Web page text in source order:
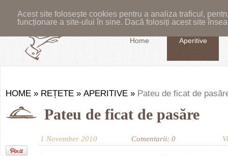
Acest site folosește cookies pentru a analiza traficul,
funcționare a site-ului în sine. Dacă folosiți acest site
Home Aperitive
HOME » REȚETE » APERITIVE » Pateu de ficat de
Pateu de ficat de pasăre
1 November 2010 Comentarii: 0